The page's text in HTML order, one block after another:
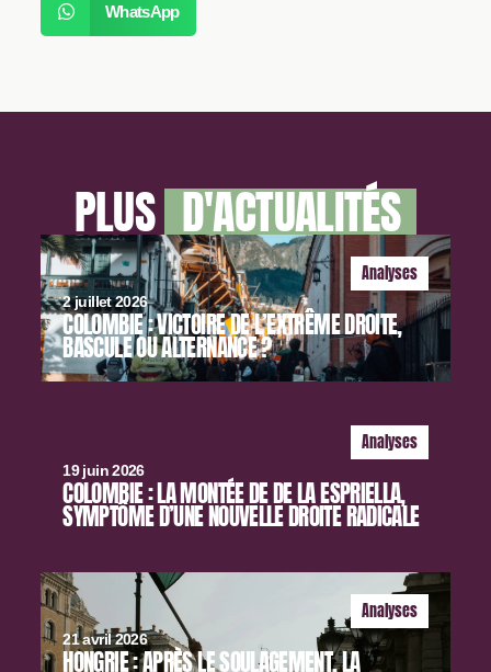
WhatsApp
PLUS D'ACTUALITÉS
Analyses
2 juillet 2026
COLOMBIE : VICTOIRE DE L’EXTRÊME DROITE,
BASCULE OU ALTERNANCE ?
Analyses
19 juin 2026
COLOMBIE : LA MONTÉE DE DE LA ESPRIELLA,
SYMPTÔME D’UNE NOUVELLE DROITE RADICALE
Analyses
21 avril 2026
HONGRIE : APRÈS LE SOULAGEMENT, LA